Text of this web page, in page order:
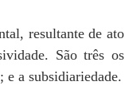
resultante de ato
São três os
a subsidiariedade.